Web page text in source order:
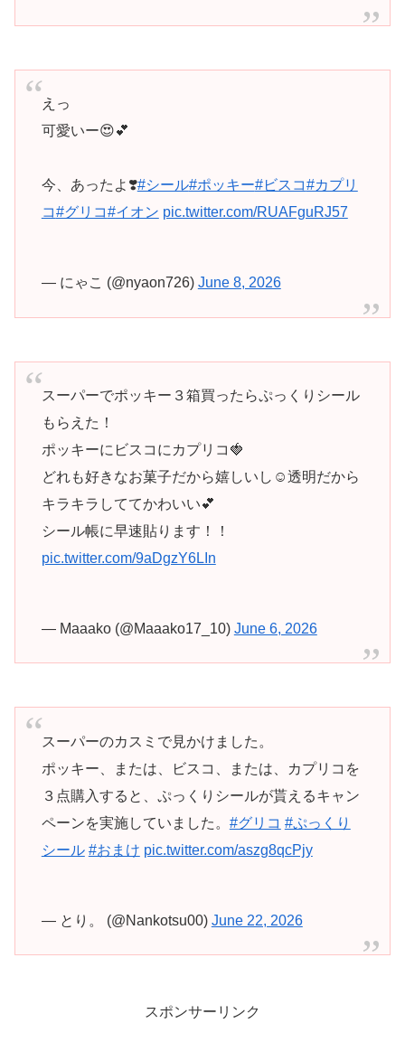
えっ
可愛いー😍💕
今、あったよ❣️#シール#ポッキー#ビスコ#カプリ
コ#グリコ#イオン pic.twitter.com/RUAFguRJ57
— にゃこ (@nyaon726) June 8, 2026
スーパーでポッキー３箱買ったらぷっくりシール
もらえた！
ポッキーにビスコにカプリコ🍓
どれも好きなお菓子だから嬉しいし☺️透明だから
キラキラしててかわいい💕
シール帳に早速貼ります！！
pic.twitter.com/9aDgzY6LIn
— Maaako (@Maaako17_10) June 6, 2026
スーパーのカスミで見かけました。
ポッキー、または、ビスコ、または、カプリコを
３点購入すると、ぷっくりシールが貰えるキャン
ペーンを実施していました。 #グリコ #ぷっくり
シール #おまけ pic.twitter.com/aszg8qcPjy
— とり。 (@Nankotsu00) June 22, 2026
スポンサーリンク